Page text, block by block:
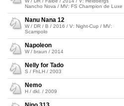
Nancho Nova / MV: FS Champion de Luxe
Nanu Nana 12
W / DR / B / 2016 / V: Night-Cup / MV:
Scampolo
Napoleon
W / braun / 2014
Nelly for Tado
S / FhLH / 2003
Nemo
H / dkl. / 2009